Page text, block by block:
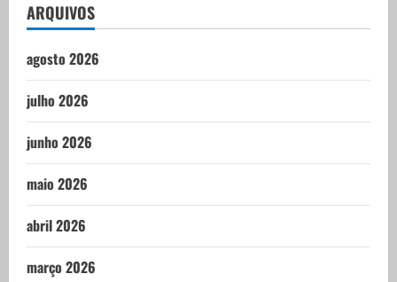
ARQUIVOS
agosto 2026
julho 2026
junho 2026
maio 2026
abril 2026
março 2026